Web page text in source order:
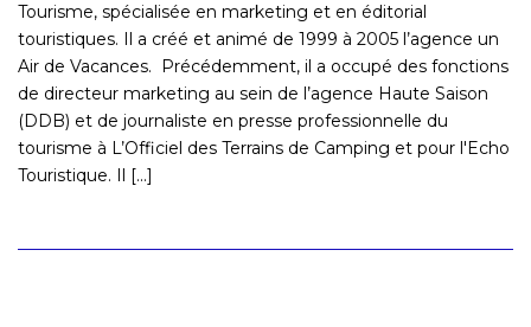
Tourisme, spécialisée en marketing et en éditorial
touristiques. Il a créé et animé de 1999 à 2005 l’agence un
Air de Vacances. Précédemment, il a occupé des fonctions
de directeur marketing au sein de l’agence Haute Saison
(DDB) et de journaliste en presse professionnelle du
tourisme à L’Officiel des Terrains de Camping et pour l'Echo
Touristique. Il [...]